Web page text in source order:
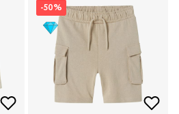
-50%